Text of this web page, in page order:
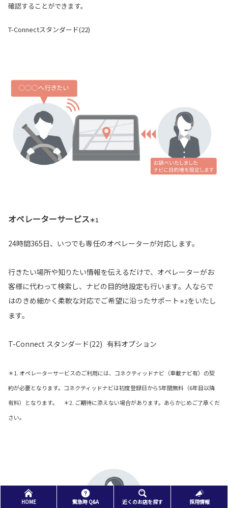
確認することができます。
T-Connectスタンダード(22)
オペレーターサービス＊1
24時間365日、いつでも専任のオペレーターが対応します。
行きたい場所や知りたい情報を伝えるだけで、オペレーターがお
客様に代わって検索し、ナビの目的地設定も行います。人ならで
はのきめ細かく柔軟な対応でご希望に沿ったサポート ＊2をいたし
ます。
T-Connect スタンダード(22) 有料オプション
＊1. オペレーターサービスのご利用には、コネクティッドナビ（車載ナビ有）の契
約が必要となります。コネクティッドナビは初度登録日から5年間無料（6年目以降
有料）となります。 ＊2. ご期待に添えない場合があります。あらかじめご了承くだ
さい。
HOME 緊急時 Q&A 近くのお店を探す 採用情報